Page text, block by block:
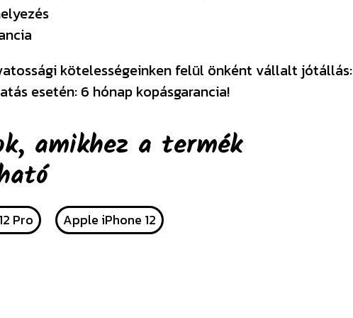
kötelességeinken felül önként vállalt jótállás:
esetén: 6 hónap kopásgarancia!
amikhez a termék
Pro Apple iPhone 12